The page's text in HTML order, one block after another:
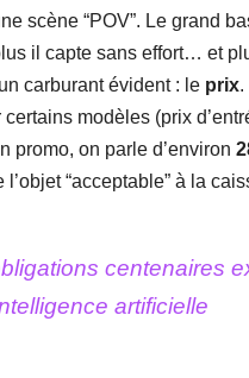
scène “POV”. Le grand
il capte sans effort… et
carburant évident : le prix.
certains modèles (prix
promo, on parle d’environ
“acceptable” à la
centenaires
artificielle